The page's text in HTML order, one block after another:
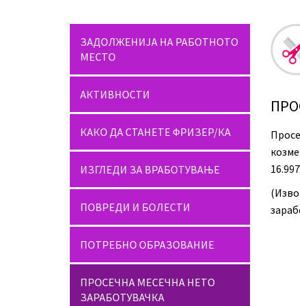
ЗАДОЛЖЕНИЈА НА РАБОТНОТО
МЕСТО
АКТИВНОСТИ
КАКО ДА СТАНЕТЕ ФРИЗЕР/КА
ИЗГЛЕДИ ЗА ВРАБОТУВАЊЕ
ПОВРЕДИ И БОЛЕСТИ
ПОТРЕБНО ОБРАЗОВАНИЕ
ПРОСЕЧНА МЕСЕЧНА НЕТО
ЗАРАБОТУВАЧКА